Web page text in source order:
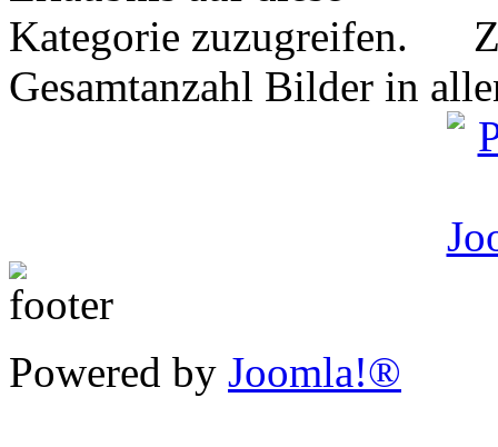
Gesamtanzahl Bilder in
Powered by Joomla!®